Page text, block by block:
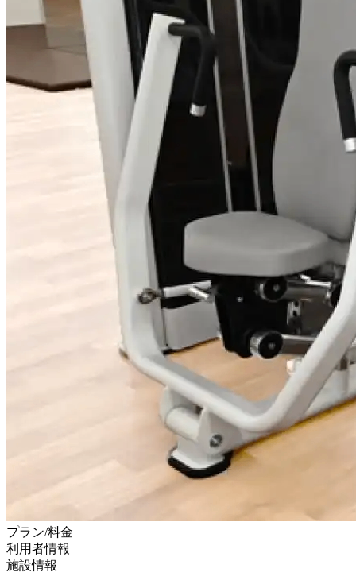
プラン/料金
利用者情報
施設情報